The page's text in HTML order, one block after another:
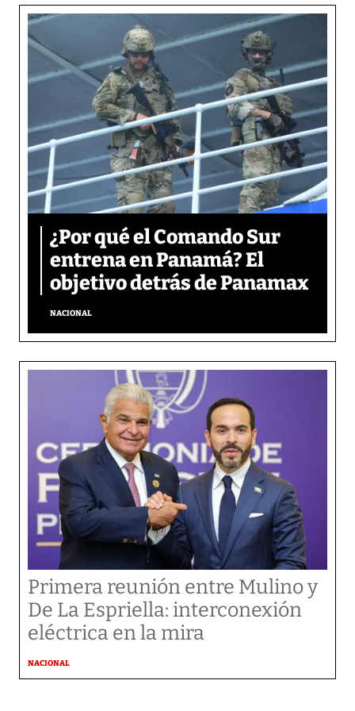
¿Por qué el Comando Sur
entrena en Panamá? El
objetivo detrás de Panamax
NACIONAL
Primera reunión entre Mulino y
De La Espriella: interconexión
eléctrica en la mira
NACIONAL